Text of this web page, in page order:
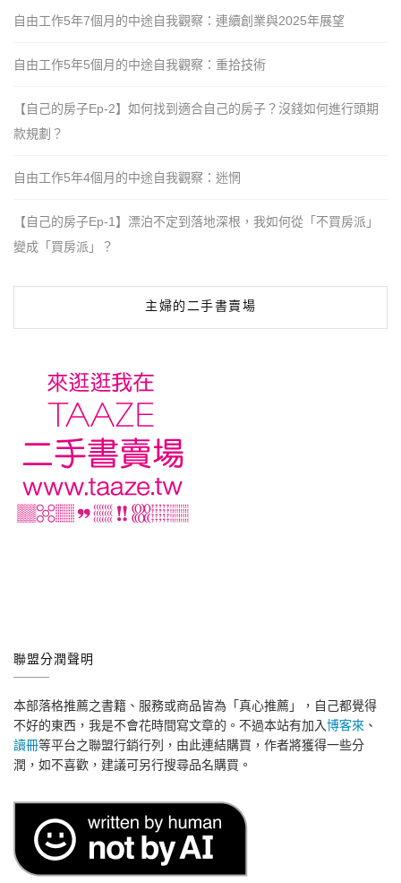
自由工作5年7個月的中途自我觀察：連續創業與2025年展望
自由工作5年5個月的中途自我觀察：重拾技術
【自己的房子Ep-2】如何找到適合自己的房子？沒錢如何進行頭期
款規劃？
自由工作5年4個月的中途自我觀察：迷惘
【自己的房子Ep-1】漂泊不定到落地深根，我如何從「不買房派」
變成「買房派」？
主婦的二手書賣場
聯盟分潤聲明
本部落格推薦之書籍、服務或商品皆為「真心推薦」，自己都覺得
不好的東西，我是不會花時間寫文章的。不過本站有加入博客來 、
讀冊等平台之聯盟行銷行列，由此連結購買，作者將獲得一些分
潤，如不喜歡，建議可另行搜尋品名購買。